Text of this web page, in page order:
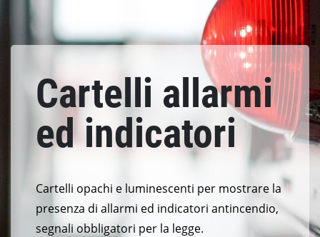
Cartelli allarmi
ed indicatori
Cartelli opachi e luminescenti per mostrare la
presenza di allarmi ed indicatori antincendio,
segnali obbligatori per la legge.